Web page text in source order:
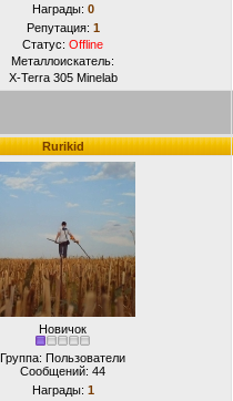
Награды: 0
Репутация: 1
Статус: Offline
Металлоискатель:
X-Terra 305 Minelab
Rurikid
Новичок
Группа: Пользователи
Сообщений: 44
Награды: 1